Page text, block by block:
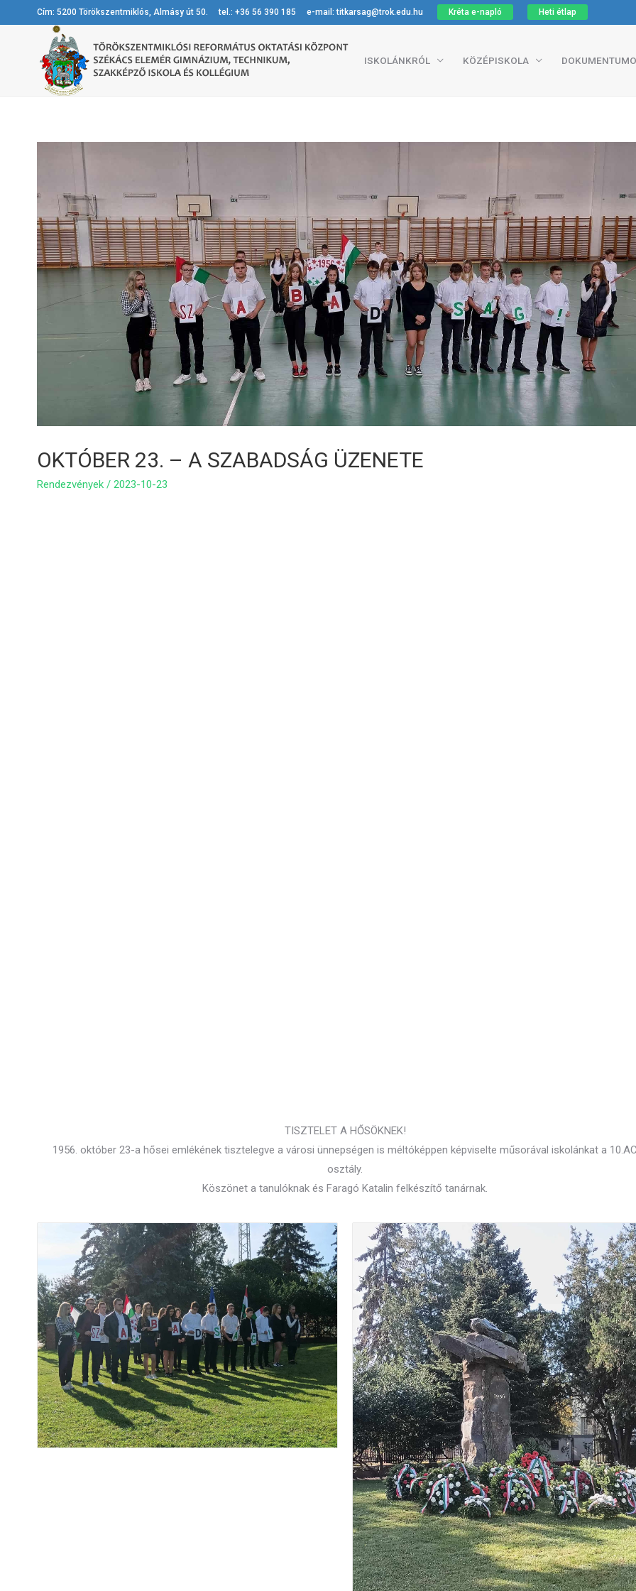
Kréta e-napló
Cím: 5200 Törökszentmiklós, Almásy út 50. tel.: +36 56 390 185 e-mail: titkarsag@trok.edu.hu Heti étlap
ISKOLÁNKRÓL KÖZÉPISKOLA
OKTÓBER 23. – A SZABADSÁG ÜZENETE
Rendezvények / 2023-10-23
TISZTELET A HŐSÖKNEK!
1956. október 23-a hősei emlékének tisztelegve a városi ünnepségen is méltóképpen képviselte műsorával iskolánkat a
osztály.
Köszönet a tanulóknak és Faragó Katalin felkészítő tanárnak.